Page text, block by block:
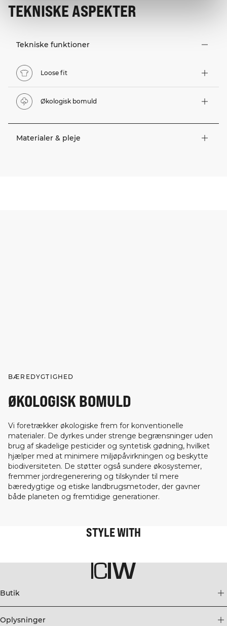
TEKNISKE ASPEKTER
Tekniske funktioner
Loose fit
Økologisk bomuld
Materialer & pleje
BÆREDYGTIGHED
ØKOLOGISK BOMULD
Vi foretrækker økologiske frem for konventionelle
materialer. De dyrkes under strenge begrænsninger uden
brug af skadelige pesticider og syntetisk gødning, hvilket
hjælper med at minimere miljøpåvirkningen og beskytte
biodiversiteten. De støtter også sundere økosystemer,
fremmer jordregenerering og tilskynder til mere
bæredygtige og etiske landbrugsmetoder, der gavner
både planeten og fremtidige generationer.
STYLE WITH
Butik
Oplysninger